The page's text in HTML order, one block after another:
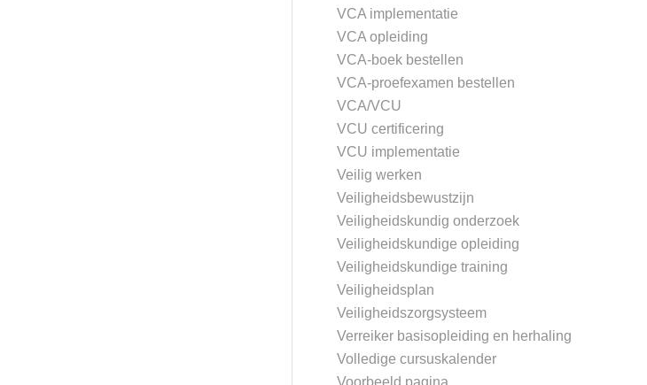
VCA implementatie
VCA opleiding
VCA-boek bestellen
VCA-proefexamen bestellen
VCA/VCU
VCU certificering
VCU implementatie
Veilig werken
Veiligheidsbewustzijn
Veiligheidskundig onderzoek
Veiligheidskundige opleiding
Veiligheidskundige training
Veiligheidsplan
Veiligheidszorgsysteem
Verreiker basisopleiding en herhaling
Volledige cursuskalender
Voorbeeld pagina